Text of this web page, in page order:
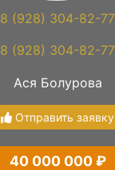
8 (928) 304-82-77
8 (928) 304-82-77
Ася Болурова
Отправить заявку
40 000 000 ₽